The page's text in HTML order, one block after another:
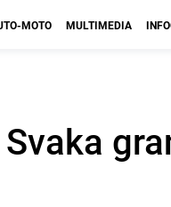
MOTO MULTIMEDIA